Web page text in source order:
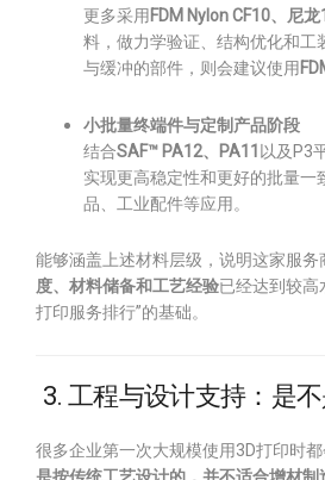
更多采用 FDM Nylon CF10、尼
料，做力学验证、结构优化和工
与缓冲的部件，则会建议使用
小批量终端件与定制产品阶段
结合SAF™ PA12、PA11 以及P3
实现更高稳定性和更好的批量一
品、工业配件等应用。
能够涵盖上述材料层级，说明这家服务
度、材料储备和工艺经验已经达到较高
打印服务排行”的基础。
3. 工程与设计支持：是
很多企业第一次大规模使用3D打印时都